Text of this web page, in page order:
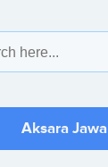
Aksara Jawa